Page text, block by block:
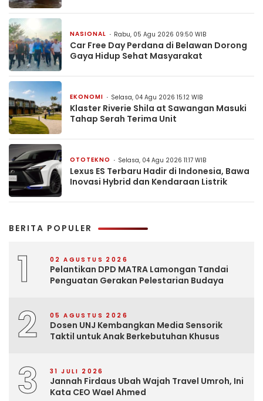
NASIONAL Rabu, 05 Agu 2026 09:50 WIB
Car Free Day Perdana di Belawan Dorong
Gaya Hidup Sehat Masyarakat
EKONOMI Selasa, 04 Agu 2026 15:12 WIB
Klaster Riverie Shila at Sawangan Masuki
Tahap Serah Terima Unit
OTOTEKNO Selasa, 04 Agu 2026 11:17 WIB
Lexus ES Terbaru Hadir di Indonesia, Bawa
Inovasi Hybrid dan Kendaraan Listrik
BERITA POPULER
1 02 AGUSTUS 2026
Pelantikan DPD MATRA Lamongan Tandai
Penguatan Gerakan Pelestarian Budaya
2 05 AGUSTUS 2026
Dosen UNJ Kembangkan Media Sensorik
Taktil untuk Anak Berkebutuhan Khusus
3 31 JULI 2026
Jannah Firdaus Ubah Wajah Travel Umroh, Ini
Kata CEO Wael Ahmed